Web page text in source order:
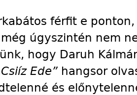
férfit e
úgyszintén nem
hogy Daruh
Ede” hangsor
és